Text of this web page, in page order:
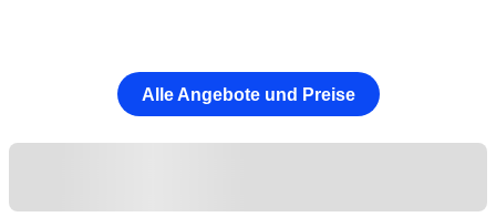
Alle Angebote und Preise